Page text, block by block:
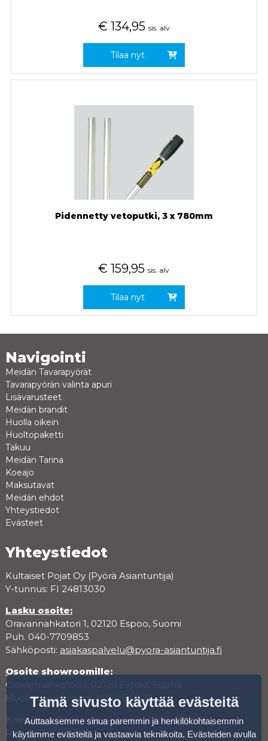
€ 134,95 sis. alv
Tilaa nyt
Pidennetty vetoputki, 3 x 780mm
€ 159,95 sis. alv
Tilaa nyt
Navigointi
Meidän Tavarapyörät
Tavarapyörän valinta apuri
Lisävarusteet
Meidän brandit
Huolla oikein
Huoltopaketti
Takuu
Meidän Tarina
Koeajo
Maksutavat
Meidän ehdot
Yhteystiedot
Evästeet
Yhteystiedot
Kultaiset Pojat Oy (Pyörä Asiantuntija)
Y-tunnus: FI 24813030
Lasku osoite:
Oravannahkatori 1, 02120 Espoo, Suomi
Puh. 040-7709853
Sähköposti: asiakaspalvelu@pyora-asiantuntija.fi
Osoite showroomille:
Oravannahkatori 1, 02120 Espoo, Suomi
Huollon aukioloajat MA-PE 10-18
Koeajoa varten varaa aika varauskalenterista.
Puh. 040-7709853
Tämä sivusto käyttää evästeitä
Auttaaksemme sinua paremmin ja henkilökohtaisemmin
käytämme evästeitä ja vastaavia tekniikoita. Evästeiden avulla